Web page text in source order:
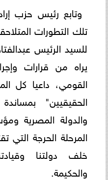
وتابع رئيس حزب
تلك التطورات
للسيد الرئيس
يراه من قرارات
القومي، داعيا كل
الحقيقيين"
والدولة المصرية
المرحلة الحرجة
خلف دولتنا
والحكيمة.